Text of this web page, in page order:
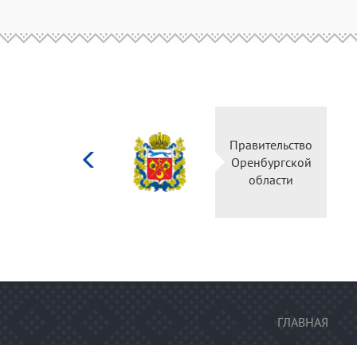
Министерство
культуры
Российской
ГЛАВНАЯ